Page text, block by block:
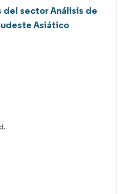
del sector Análisis de
Asiático